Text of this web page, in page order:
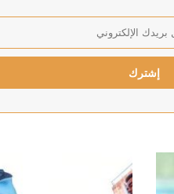
باكستان والسعودية وتركيا